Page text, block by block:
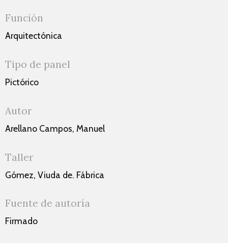
Función
Arquitectónica
Tipo de panel
Pictórico
Autor
Arellano Campos, Manuel
Taller
Gómez, Viuda de. Fábrica
Fuente de autoría
Firmado